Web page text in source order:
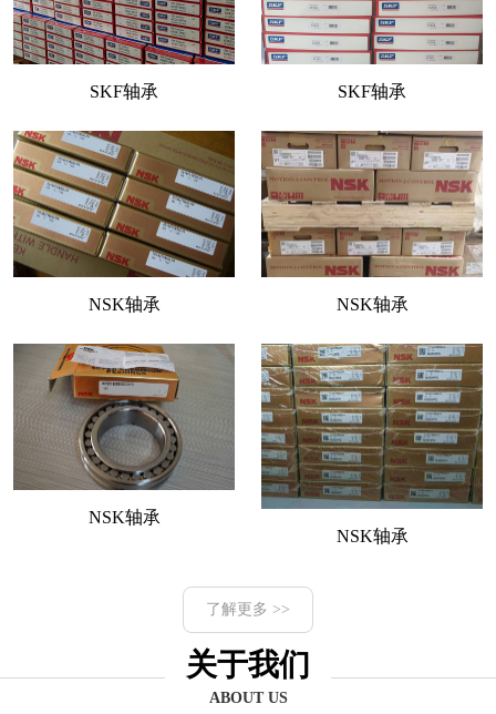
SKF轴承 SKF轴承
NSK轴承 NSK轴承
NSK轴承
NSK轴承
了解更多 >>
关于我们
ABOUT US